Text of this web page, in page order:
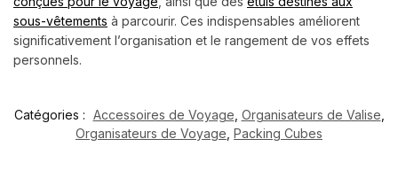
sous-vêtements à parcourir. Ces indispensables améliorent
significativement l’organisation et le rangement de vos effets
personnels.
Catégories : Accessoires de Voyage Organisateurs de Valise
Organisateurs de Voyage Packing Cubes